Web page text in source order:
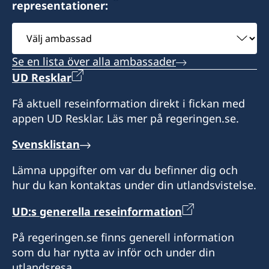
Expeditionstid:
måndag-fredag. Ring för tidsbokning.
Honorärkonsul
Carl Widell
representationer:
Välj
ambassad
Se en lista över alla ambassader
UD Resklar
Få aktuell reseinformation direkt i fickan med
appen UD Resklar. Läs mer på regeringen.se.
Svensklistan
Lämna uppgifter om var du befinner dig och
hur du kan kontaktas under din utlandsvistelse.
UD:s generella reseinformation
På regeringen.se finns generell information
som du har nytta av inför och under din